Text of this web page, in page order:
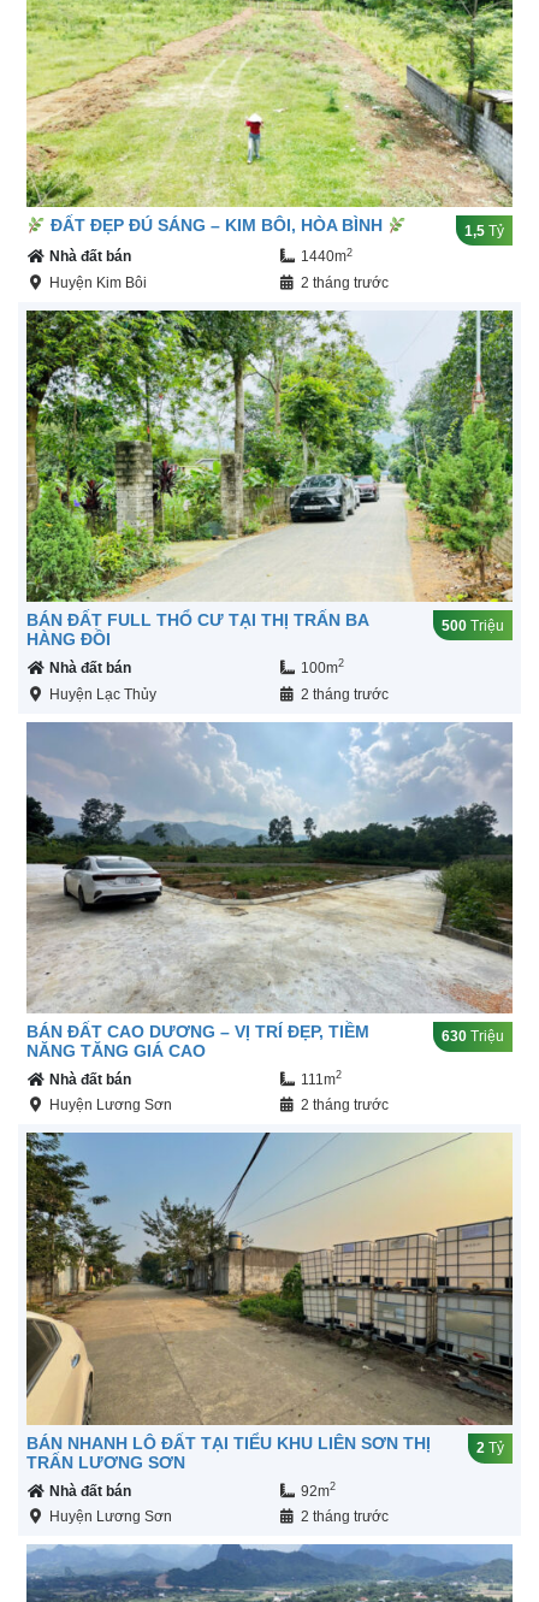
ĐẤT ĐẸP ĐÚ SÁNG – KIM BÔI, HÒA BÌNH 1,5 Tỷ
Nhà đất bán
1440m2
Huyện Kim Bôi 2 tháng trước
BÁN ĐẤT FULL THỔ CƯ TẠI THỊ TRẤN BA
HÀNG ĐỒI
500 Triệu
Nhà đất bán 100m2
Huyện Lạc Thủy 2 tháng trước
BÁN ĐẤT CAO DƯƠNG – VỊ TRÍ ĐẸP, TIỀM
NĂNG TĂNG GIÁ CAO
630 Triệu
Nhà đất bán 111m2
Huyện Lương Sơn 2 tháng trước
BÁN NHANH LÔ ĐẤT TẠI TIỂU KHU LIÊN SƠN THỊ
TRẤN LƯƠNG SƠN
2 Tỷ
Nhà đất bán 92m2
Huyện Lương Sơn 2 tháng trước